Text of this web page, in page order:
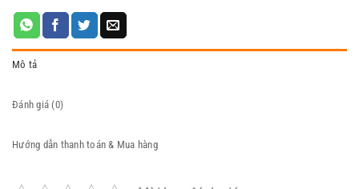
Mô tả
Đánh giá (0)
Hướng dẫn thanh toán & Mua hàng